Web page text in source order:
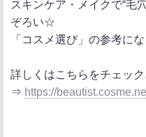
スキンケア・メイクで“毛
ぞろい☆
「コスメ選び」の参考に
詳しくはこちらをチェック
⇒ https://